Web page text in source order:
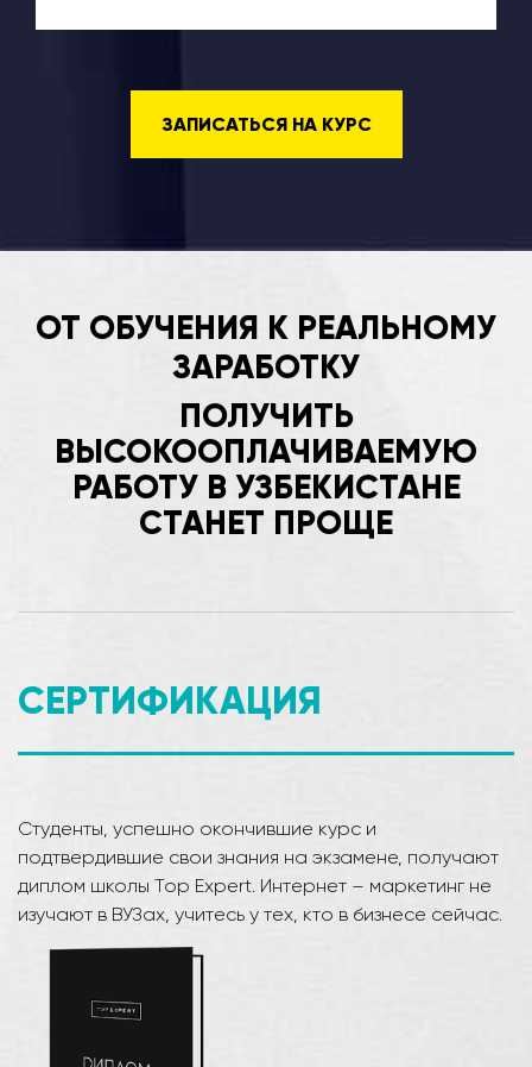
ЗАПИСАТЬСЯ НА КУРС
ОТ ОБУЧЕНИЯ К РЕАЛЬНОМУ
ЗАРАБОТКУ
ПОЛУЧИТЬ
ВЫСОКООПЛАЧИВАЕМУЮ
РАБОТУ В УЗБЕКИСТАНЕ
СТАНЕТ ПРОЩЕ
СЕРТИФИКАЦИЯ
Студенты, успешно окончившие курс и
подтвердившие свои знания на экзамене, получают
диплом школы Top Expert. Интернет – маркетинг не
изучают в ВУЗах, учитесь у тех, кто в бизнесе сейчас.